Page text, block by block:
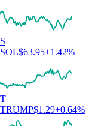
S
SOL$63.95+1.42%
T
TRUMP$1.29+0.64%